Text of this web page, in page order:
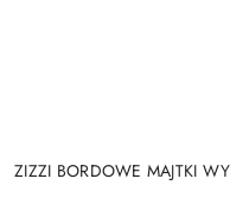
ZIZZI BORDOWE MAJTKI